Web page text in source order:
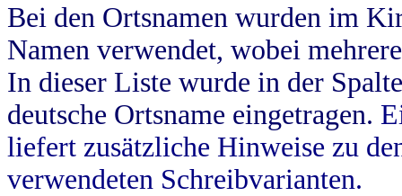
Bei den Ortsnamen wurden im
Namen verwendet, wobei
In dieser Liste wurde in der
deutsche Ortsname eingetragen.
liefert zusätzliche Hinweise zu
verwendeten Schreibvarianten.